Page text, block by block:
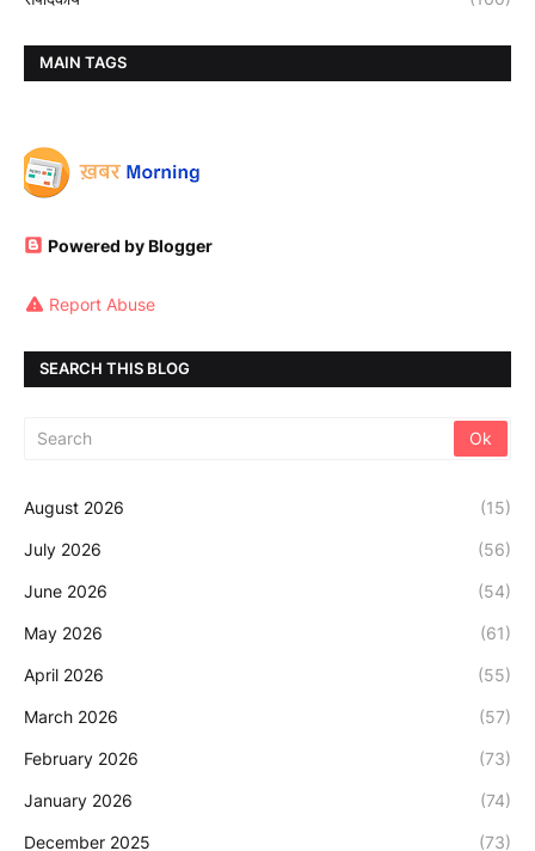
MAIN TAGS
Powered by Blogger
Report Abuse
SEARCH THIS BLOG
August 2026 (15)
July 2026 (56)
June 2026 (54)
May 2026 (61)
April 2026 (55)
March 2026 (57)
February 2026 (73)
January 2026 (74)
December 2025 (73)